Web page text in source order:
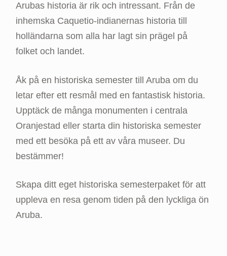
Arubas historia är rik och intressant. Från de
inhemska Caquetio-indianernas historia till
holländarna som alla har lagt sin prägel på
folket och landet.
Åk på en historiska semester till Aruba om du
letar efter ett resmål med en fantastisk historia.
Upptäck de många monumenten i centrala
Oranjestad eller starta din historiska semester
med ett besöka på ett av våra museer. Du
bestämmer!
Skapa ditt eget historiska semesterpaket för att
uppleva en resa genom tiden på den lyckliga ön
Aruba.